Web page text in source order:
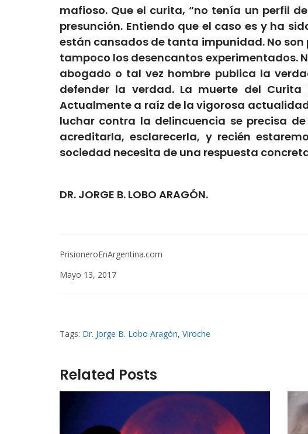
mafioso. Que el curita, “no tenía un perfil
presunción. Entiendo que el caso es y ha
están cansados de tanta impunidad. No son
tampoco los desencantos experimentados.
abogado o tal vez hombre publica la
defender la verdad.La muerte del Curita
Actualmente a raíz de la vigorosa
luchar contra la delincuencia se precisa
acreditarla, esclarecerla, y recién
sociedad necesita de una respuesta
DR. JORGE B. LOBO ARAGÓN.
PrisioneroEnArgentina.com
Mayo 13, 2017
Tags: Dr. Jorge B. Lobo Aragón, Viroche
Related Posts